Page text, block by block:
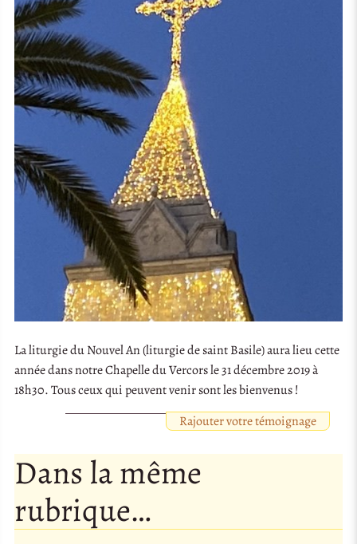
La liturgie du Nouvel An (liturgie de saint Basile) aura lieu cette
année dans notre Chapelle du Vercors le 31 décembre 2019 à
18h30. Tous ceux qui peuvent venir sont les bienvenus !
Rajouter votre témoignage
Dans la même
rubrique…